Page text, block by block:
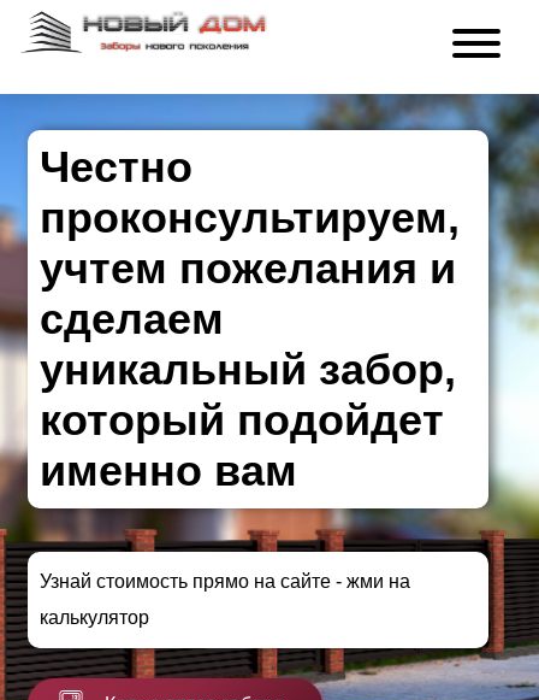
Честно
проконсультируем,
учтем пожелания и
сделаем
уникальный забор,
который подойдет
именно вам
Узнай стоимость прямо на сайте - жми на
калькулятор